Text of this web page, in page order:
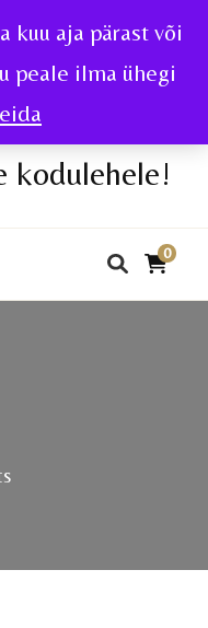
kuu aja pärast või
peale ilma ühegi
kodulehele!
0